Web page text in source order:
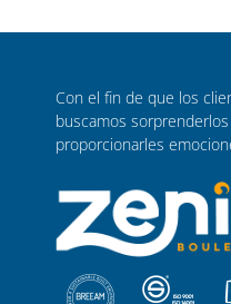
Con el fin de que los
buscamos
proporcionarles